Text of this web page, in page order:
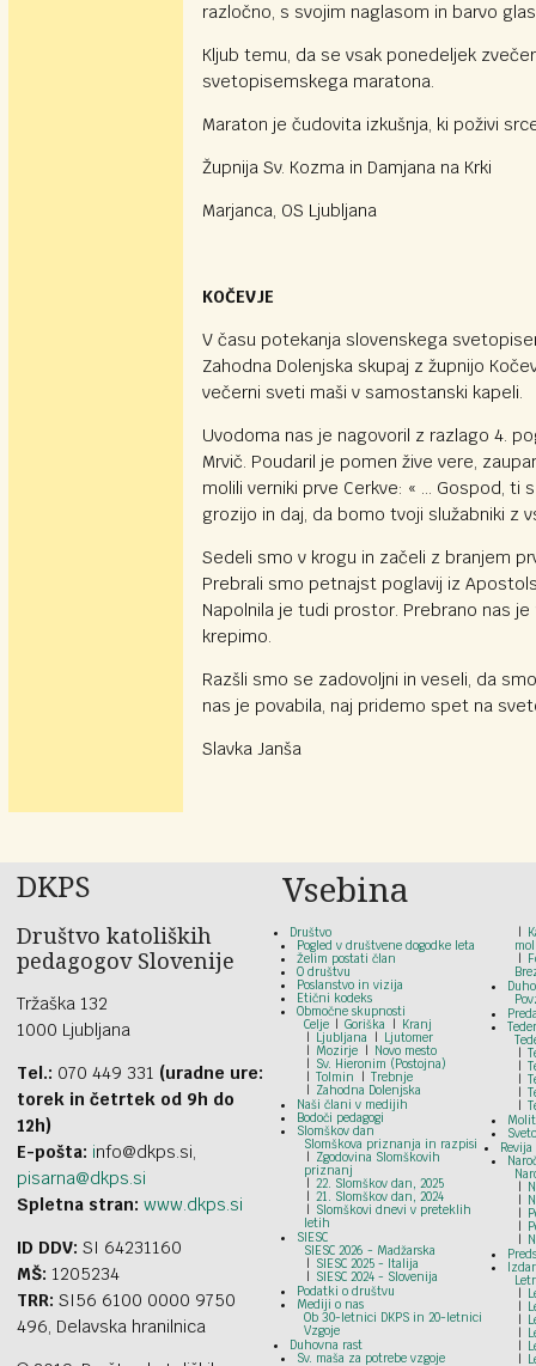
razločno, s svojim naglasom in barvo
Kljub temu, da se vsak ponedeljek
svetopisemskega maratona.
Maraton je čudovita izkušnja, ki poživi
Župnija Sv. Kozma in Damjana na Krki
Marjanca, OS Ljubljana
KOČEVJE
V času potekanja slovenskega
Zahodna Dolenjska skupaj z župnijo
večerni sveti maši v samostanski kapeli.
Uvodoma nas je nagovoril z razlago 4.
Mrvič. Poudaril je pomen žive vere,
molili verniki prve Cerkve: « … Gospod, ti
grozijo in daj, da bomo tvoji služabniki z
Sedeli smo v krogu in začeli z branjem
Prebrali smo petnajst poglavij iz
Napolnila je tudi prostor. Prebrano nas
krepimo.
Razšli smo se zadovoljni in veseli, da
nas je povabila, naj pridemo spet na
Slavka Janša
DKPS
Društvo katoliških
pedagogov Slovenije
Tržaška 132
1000 Ljubljana
Tel.: 070 449 331 (uradne ure:
torek in četrtek od 9h do
12h)
E-pošta: info@dkps.si,
pisarna@dkps.si
Spletna stran: www.dkps.si
ID DDV: SI 64231160
MŠ: 1205234
TRR: SI56 6100 0000 9750
496, Delavska hranilnica
Vsebina
Društvo
Pogled v društvene dogodke leta
Želim postati član
O društvu
Poslanstvo in vizija
Etični kodeks
Območne skupnosti
Celje
Goriška
Kranj
Ljubljana
Ljutomer
Mozirje
Novo mesto
Sv. Hieronim (Postojna)
Tolmin
Trebnje
Zahodna Dolenjska
Naši člani v medijih
Bodoči pedagogi
Slomškov dan
Slomškova priznanja in razpisi
Zgodovina Slomškovih
priznanj
22. Slomškov dan, 2025
21. Slomškov dan, 2024
Slomškovi dnevi v preteklih
letih
SIESC
SIESC 2026 - Madžarska
SIESC 2025 - Italija
SIESC 2024 - Slovenija
Podatki o društvu
Mediji o nas
Ob 30-letnici DKPS in 20-letnici
Vzgoje
Duhovna rast
Sv. maša za potrebe vzgoje